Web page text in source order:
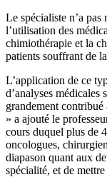
Le spécialiste n’a pas
l’utilisation des
chimiothérapie et la
patients souffrant de
L’application de ce
d’analyses médicales
grandement contribué
» a ajouté le
cours duquel plus de
oncologues,
diapason quant aux
spécialité, et de